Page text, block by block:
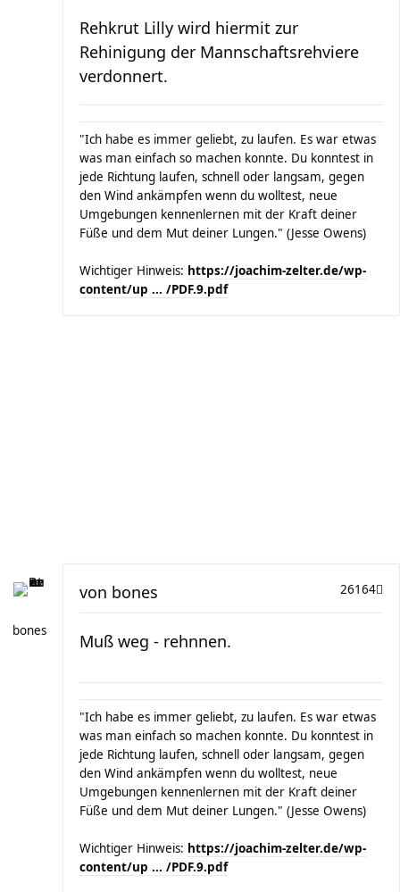
Rehkrut Lilly wird hiermit zur
Rehinigung der Mannschaftsrehviere
verdonnert.
"Ich habe es immer geliebt, zu laufen. Es war etwas
was man einfach so machen konnte. Du konntest in
jede Richtung laufen, schnell oder langsam, gegen
den Wind ankämpfen wenn du wolltest, neue
Umgebungen kennenlernen mit der Kraft deiner
Füße und dem Mut deiner Lungen." (Jesse Owens)
Wichtiger Hinweis: https://joachim-zelter.de/wp-
content/up ... /PDF.9.pdf
bones
26164
von bones
Muß weg - rehnnen.
"Ich habe es immer geliebt, zu laufen. Es war etwas
was man einfach so machen konnte. Du konntest in
jede Richtung laufen, schnell oder langsam, gegen
den Wind ankämpfen wenn du wolltest, neue
Umgebungen kennenlernen mit der Kraft deiner
Füße und dem Mut deiner Lungen." (Jesse Owens)
Wichtiger Hinweis: https://joachim-zelter.de/wp-
content/up ... /PDF.9.pdf